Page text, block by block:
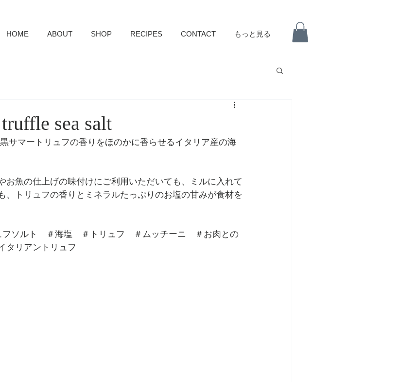
HOME ABOUT SHOP RECIPES CONTACT もっと見る
sea salt
サマートリュフの香りをほのかに香らせるイタリア産の海
お魚の仕上げの味付けにご利用いただいても、ミルに入れて
、トリュフの香りとミネラルたっぷりのお塩の甘みが食材を
ソルト　＃海塩　＃トリュフ　＃ムッチーニ　＃お肉との
タリアントリュフ